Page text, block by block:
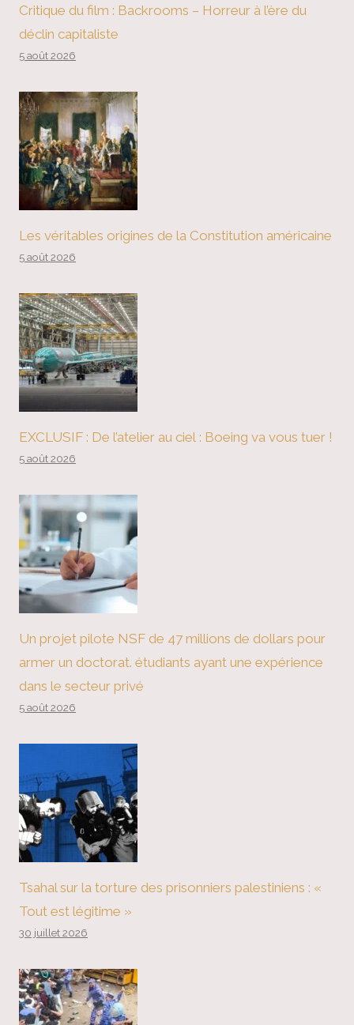
Critique du film : Backrooms – Horreur à l’ère du
déclin capitaliste
5 août 2026
Les véritables origines de la Constitution américaine
5 août 2026
EXCLUSIF : De l’atelier au ciel : Boeing va vous tuer !
5 août 2026
Un projet pilote NSF de 47 millions de dollars pour
armer un doctorat. étudiants ayant une expérience
dans le secteur privé
5 août 2026
Tsahal sur la torture des prisonniers palestiniens : «
Tout est légitime »
30 juillet 2026